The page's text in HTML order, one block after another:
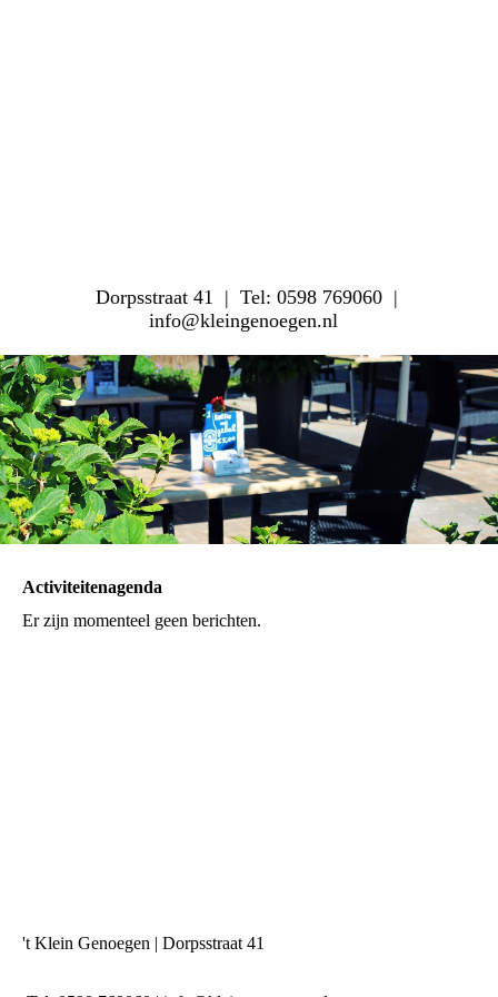
Dorpsstraat 41 | Tel: 0598 769060 |
info@kleingenoegen.nl
Activiteitenagenda
Er zijn momenteel geen berichten.
't Klein Genoegen | Dorpsstraat 41